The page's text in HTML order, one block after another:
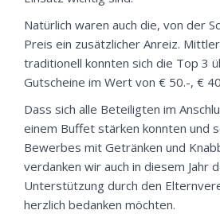
Natürlich waren auch die, von der
Preis ein zusätzlicher Anreiz.
traditionell konnten sich die Top 3
Gutscheine im Wert von € 50.-, €
Dass sich alle Beteiligten im
einem Buffet stärken konnten und
Bewerbes mit Getränken und
verdanken wir auch in diesem Jahr
Unterstützung durch den
herzlich bedanken möchten.